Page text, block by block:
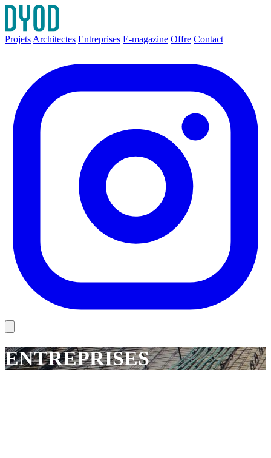
Projets Architectes Entreprises E-magazine Offre Contact
ENTREPRISES